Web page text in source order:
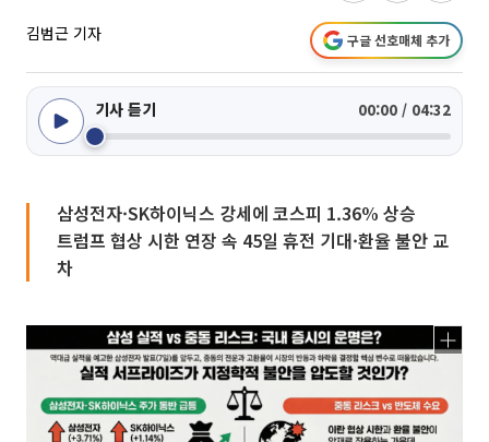
김범근 기자 구글 선호매체 추가
기사 듣기 00:00 / 04:32
삼성전자·SK하이닉스 강세에 코스피 1.36% 상승
트럼프 협상 시한 연장 속 45일 휴전 기대·환율 불안 교
차